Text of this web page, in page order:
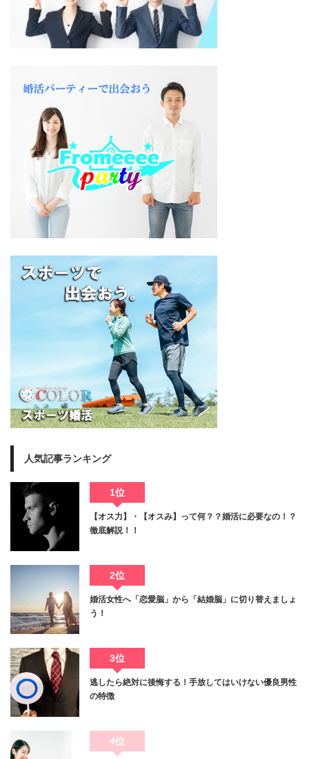
人気記事ランキング
1位
【オス力】・【オスみ】って何？？婚活に必要なの！？
徹底解説！！
2位
婚活女性へ「恋愛脳」から「結婚脳」に切り替えましょ
う！
3位
逃したら絶対に後悔する！手放してはいけない優良男性
の特徴
4位